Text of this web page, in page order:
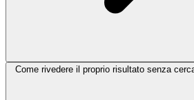
Come rivedere il proprio risultato senza